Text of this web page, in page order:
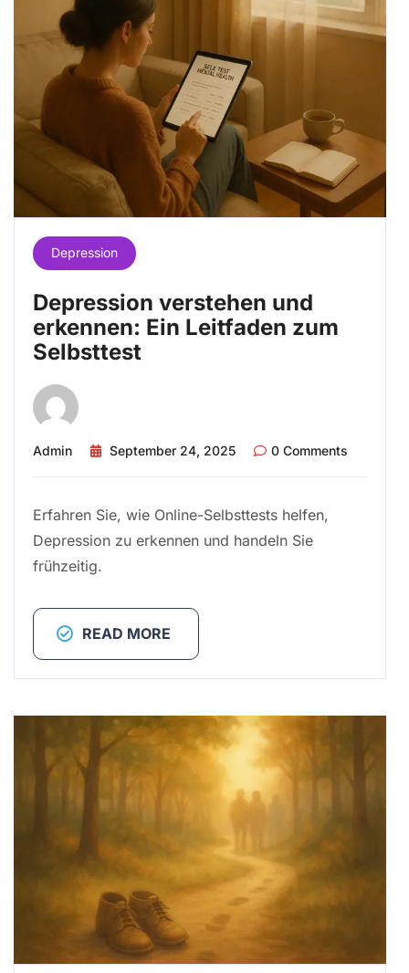
Depression
Depression verstehen und
erkennen: Ein Leitfaden zum
Selbsttest
Admin September 24, 2025 0 Comments
Erfahren Sie, wie Online-Selbsttests helfen,
Depression zu erkennen und handeln Sie
frühzeitig.
READ MORE